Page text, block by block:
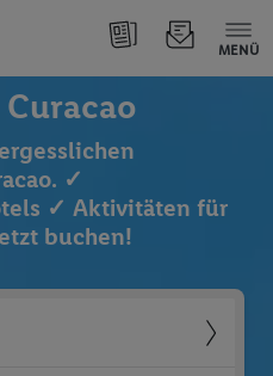
MENÜ
✓
✓ Aktivitäten für
buchen!